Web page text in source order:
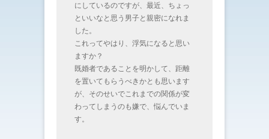
にしているのですが、最近、ちょっ
といいなと思う男子と親密になれま
した。
これってやはり、浮気になると思い
ますか？
既婚者であることを明かして、距離
を置いてもらうべきかとも思います
が、そのせいでこれまでの関係が変
わってしまうのも嫌で、悩んでいま
す。